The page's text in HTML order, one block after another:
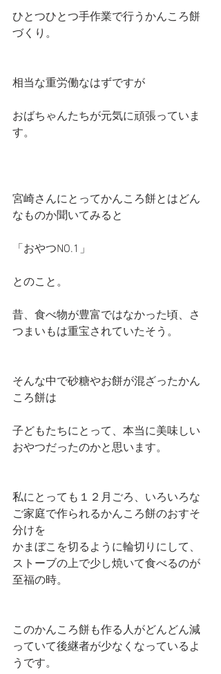
ひとつひとつ手作業で行うかんころ餅
づくり。
相当な重労働なはずですが
おばちゃんたちが元気に頑張っていま
す。
宮崎さんにとってかんころ餅とはどん
なものか聞いてみると
「おやつNO.1」
とのこと。
昔、食べ物が豊富ではなかった頃、さ
つまいもは重宝されていたそう。
そんな中で砂糖やお餅が混ざったかん
ころ餅は
子どもたちにとって、本当に美味しい
おやつだったのかと思います。
私にとっても１２月ごろ、いろいろな
ご家庭で作られるかんころ餅のおすそ
分けを
かまぼこを切るように輪切りにして、
ストーブの上で少し焼いて食べるのが
至福の時。
このかんころ餅も作る人がどんどん減
っていて後継者が少なくなっているよ
うです。